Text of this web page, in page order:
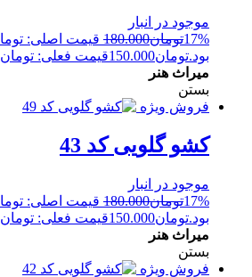
موجود در انبار
17%تومان180.000
بود.تومان150.000قیمت فعلی: تومان150.000.
میراث هنر
بستن
فروش ویژه
کشو گلویی کد 43
موجود در انبار
17%تومان180.000
بود.تومان150.000قیمت فعلی: تومان150.000.
میراث هنر
بستن
فروش ویژه